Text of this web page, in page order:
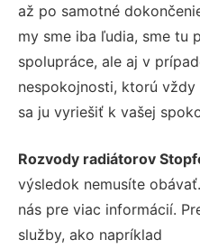
až po samotné
my sme iba ľudia, sme tu
spolupráce, ale aj v
nespokojnosti, ktorú vždy
sa ju vyriešiť k vašej
Rozvody radiátorov
výsledok nemusíte
nás pre viac informácií.
služby, ako napríklad